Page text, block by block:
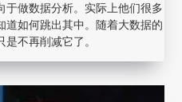
于做数据分析。实际上他们很多
道如何跳出其中。随着大数据的
不再削减它了。